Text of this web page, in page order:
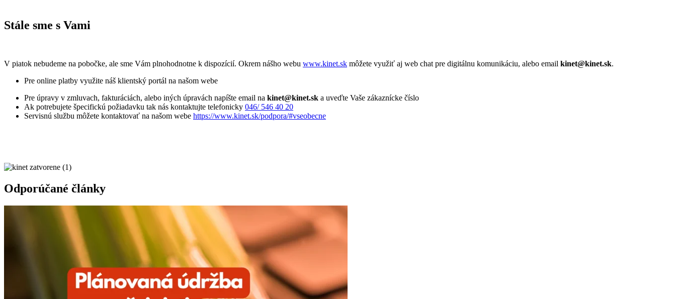
Stále sme s Vami
V piatok nebudeme na pobočke, ale sme Vám plnohodnotne k dispozícií. Okrem nášho webu www.kinet.sk môžete využiť aj web chat pre digitálnu komunikáciu, alebo email kinet@kinet.sk.
Pre online platby využite náš klientský portál na našom webe
Pre úpravy v zmluvach, fakturáciách, alebo iných úpravách napíšte email na kinet@kinet.sk a uveďte Vaše zákaznícke číslo
Ak potrebujete špecifickú požiadavku tak nás kontaktujte telefonicky 046/ 546 40 20
Servisnú službu môžete kontaktovať na našom webe https://www.kinet.sk/podpora/#vseobecne
Odporúčané články